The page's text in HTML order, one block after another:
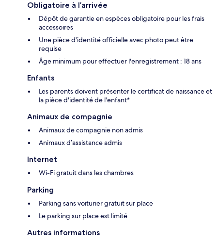
Obligatoire à l’arrivée
Dépôt de garantie en espèces obligatoire pour les frais
accessoires
Une pièce d'identité officielle avec photo peut être
requise
Âge minimum pour effectuer l'enregistrement : 18 ans
Enfants
Les parents doivent présenter le certificat de naissance et
la pièce d'identité de l'enfant*
Animaux de compagnie
Animaux de compagnie non admis
Animaux d’assistance admis
Internet
Wi-Fi gratuit dans les chambres
Parking
Parking sans voiturier gratuit sur place
Le parking sur place est limité
Autres informations